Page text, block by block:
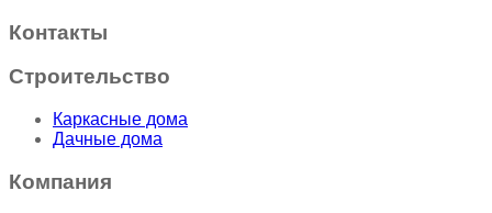
Контакты
Строительство
Каркасные дома
Дачные дома
Компания